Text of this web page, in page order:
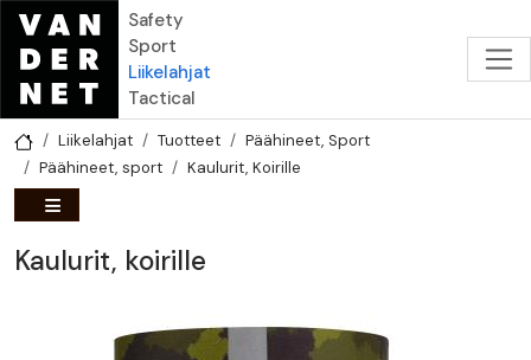
Hyppää pääsisältöön
Safety
Sport
Liikelahjat
Tactical
Liikelahjat Tuotteet
Päähineet, Sport
Päähineet, sport
Kaulurit, Koirille
Kaulurit, koirille